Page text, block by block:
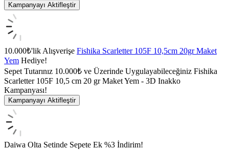
Kampanyayı Aktifleştir
10.000₺'lik Alışverişe Fishika Scarletter 105F 10,5cm 20gr Maket
Yem Hediye!
Sepet Tutarınız 10.000₺ ve Üzerinde Uygulayabileceğiniz Fishika
Scarletter 105F 10,5 cm 20 gr Maket Yem - 3D Inakko
Kampanyası!
Kampanyayı Aktifleştir
Daiwa Olta Setinde Sepete Ek %3 İndirim!